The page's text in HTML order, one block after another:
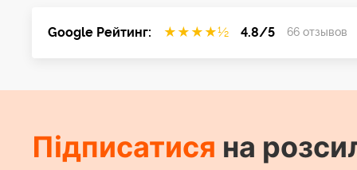
Google Рейтинг: ★ ★ ★ ★½ 4.8/5 66 отзывов
Підписатися на